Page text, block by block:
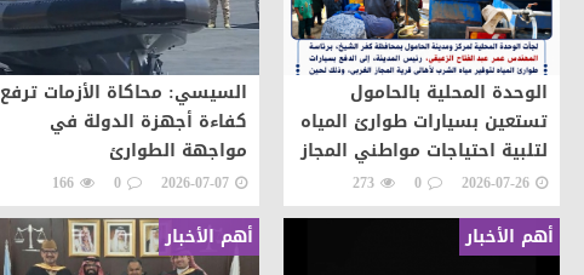
الوحدة المحلية بالحامول
تستعين بسيارات طوارئ المياه
لتلبية احتياجات مواطني المجاز
2026-07-26
0
273
السيسي: محاكاة الأزمات ترفع
كفاءة أجهزة الدولة في
مواجهة الطوارئ
2026-07-07
0
166
أهم الأخبار أهم الأخبار